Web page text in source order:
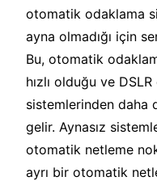
otomatik odaklama
ayna olmadığı için
Bu, otomatik
hızlı olduğu ve
sistemlerinden daha
gelir. Aynasız
otomatik netleme
ayrı bir otomatik